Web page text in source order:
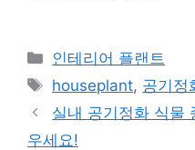
Categories
인테리어 플랜트
Tags
houseplant, 공기정
실내 공기정화 식물
우세요!